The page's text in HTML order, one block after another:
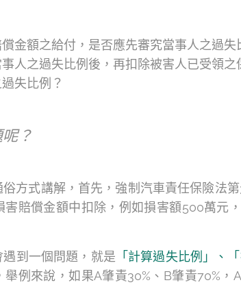
金額之給付，是否應先審究當事人之過
人之過失比例後，再扣除被害人已受領
失比例？
？
方式講解，首先，強制汽車責任保險法
賠償金額中扣除，例如損害額500萬元
到一個問題，就是 「計算過失比例」、
舉例來說，如果A肇責30%、B肇責70%